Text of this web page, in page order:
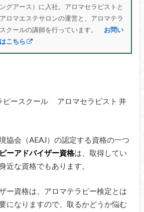
グアース）に入社。アロマセラピストと
ロマエステサロンの運営と、アロマテラ
クールの講師を行っています。 お問い
こちら
ピースクール アロマセラピスト 井
協会（AEAJ）の認定する資格の一つ
ーアドバイザー資格は、取得してい
近な資格でもあります。
ー資格は、アロマテラピー検定とは
になりますので、取るかどうか悩む